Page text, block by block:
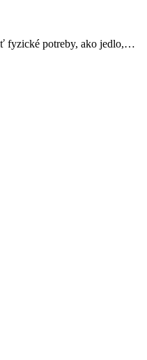
fyzické potreby, ako jedlo,…